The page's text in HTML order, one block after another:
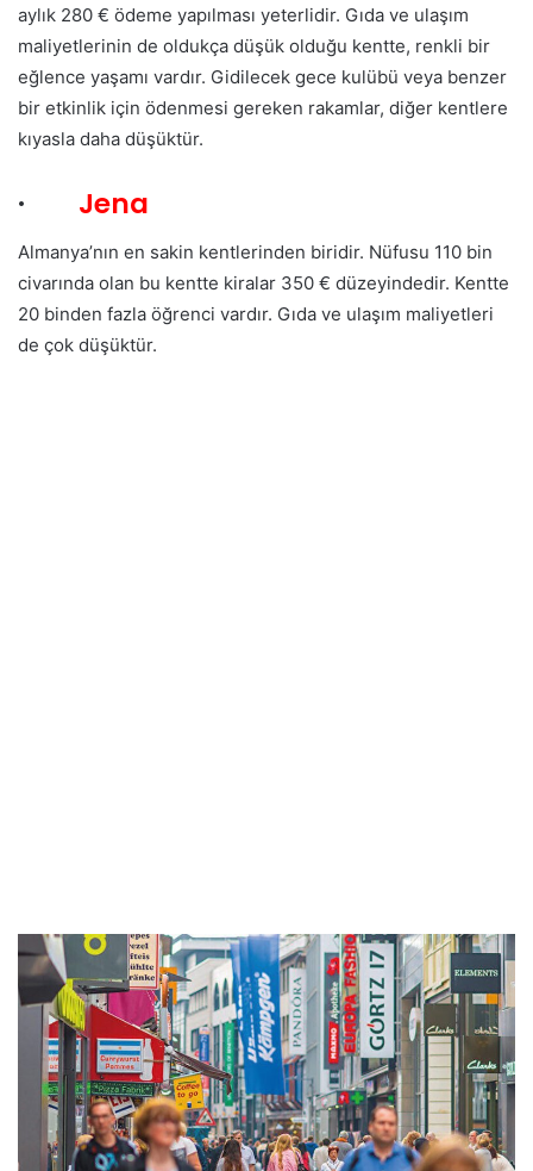
aylık 280 € ödeme yapılması yeterlidir. Gıda ve ulaşım
maliyetlerinin de oldukça düşük olduğu kentte, renkli bir
eğlence yaşamı vardır. Gidilecek gece kulübü veya benzer
bir etkinlik için ödenmesi gereken rakamlar, diğer kentlere
kıyasla daha düşüktür.
· Jena
Almanya’nın en sakin kentlerinden biridir. Nüfusu 110 bin
civarında olan bu kentte kiralar 350 € düzeyindedir. Kentte
20 binden fazla öğrenci vardır. Gıda ve ulaşım maliyetleri
de çok düşüktür.